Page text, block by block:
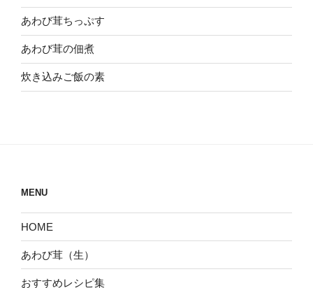
あわび茸ちっぷす
あわび茸の佃煮
炊き込みご飯の素
MENU
HOME
あわび茸（生）
おすすめレシピ集